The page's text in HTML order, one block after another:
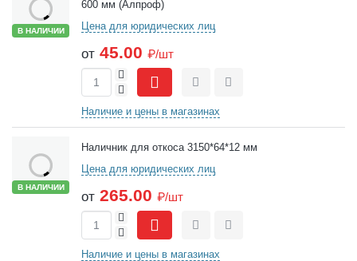
В НАЛИЧИИ
600 мм (Алпроф)
Цена для юридических лиц
от 45.00 ₽/шт
-
+
СравнитьОтложить
Наличие и цены в магазинах
В НАЛИЧИИ
Наличник для откоса 3150*64*12 мм
Цена для юридических лиц
от 265.00 ₽/шт
-
+
СравнитьОтложить
Наличие и цены в магазинах